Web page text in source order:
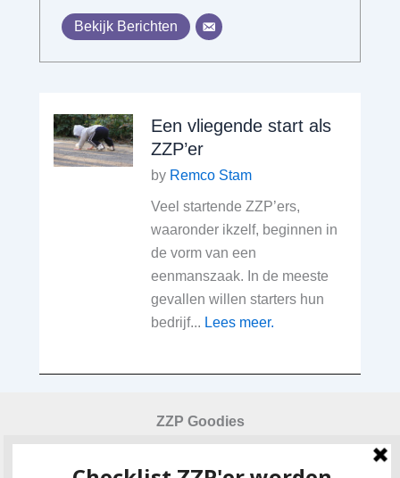
Bekijk Berichten
Een vliegende start als
ZZP’er
by Remco Stam
Veel startende ZZP’ers,
waaronder ikzelf, beginnen in
de vorm van een
eenmanszaak. In de meeste
gevallen willen starters hun
bedrijf... Lees meer.
ZZP Goodies
Checklist ZZP-er worden
Urensheet urencriterium 2024